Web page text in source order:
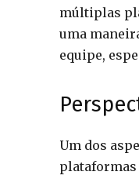
múltiplas
uma
equipe,
Um dos
plataformas